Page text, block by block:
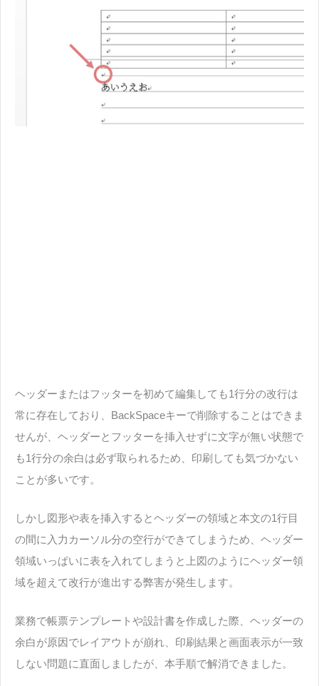
ヘッダーまたはフッターを初めて編集しても1行分の改行は
常に存在しており、BackSpaceキーで削除することはできま
せんが、ヘッダーとフッターを挿入せずに文字が無い状態で
も1行分の余白は必ず取られるため、印刷しても気づかない
ことが多いです。
しかし図形や表を挿入するとヘッダーの領域と本文の1行目
の間に入力カーソル分の空行ができてしまうため、ヘッダー
領域いっぱいに表を入れてしまうと上図のようにヘッダー領
域を超えて改行が進出する弊害が発生します。
業務で帳票テンプレートや設計書を作成した際、ヘッダーの
余白が原因でレイアウトが崩れ、印刷結果と画面表示が一致
しない問題に直面しましたが、本手順で解消できました。